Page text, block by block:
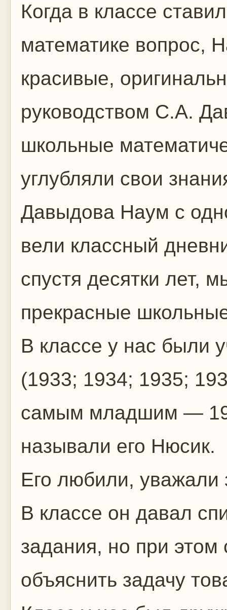
Когда в классе
математике вопрос,
красивые,
руководством С.А.
школьные
углубляли свои
Давыдова Наум с
вели классный
спустя десятки лет,
прекрасные
В классе у нас были
(1933; 1934; 1935;
самым младшим —
называли его Нюсик.
Его любили, уважали
В классе он давал
задания, но при этом
объяснить задачу